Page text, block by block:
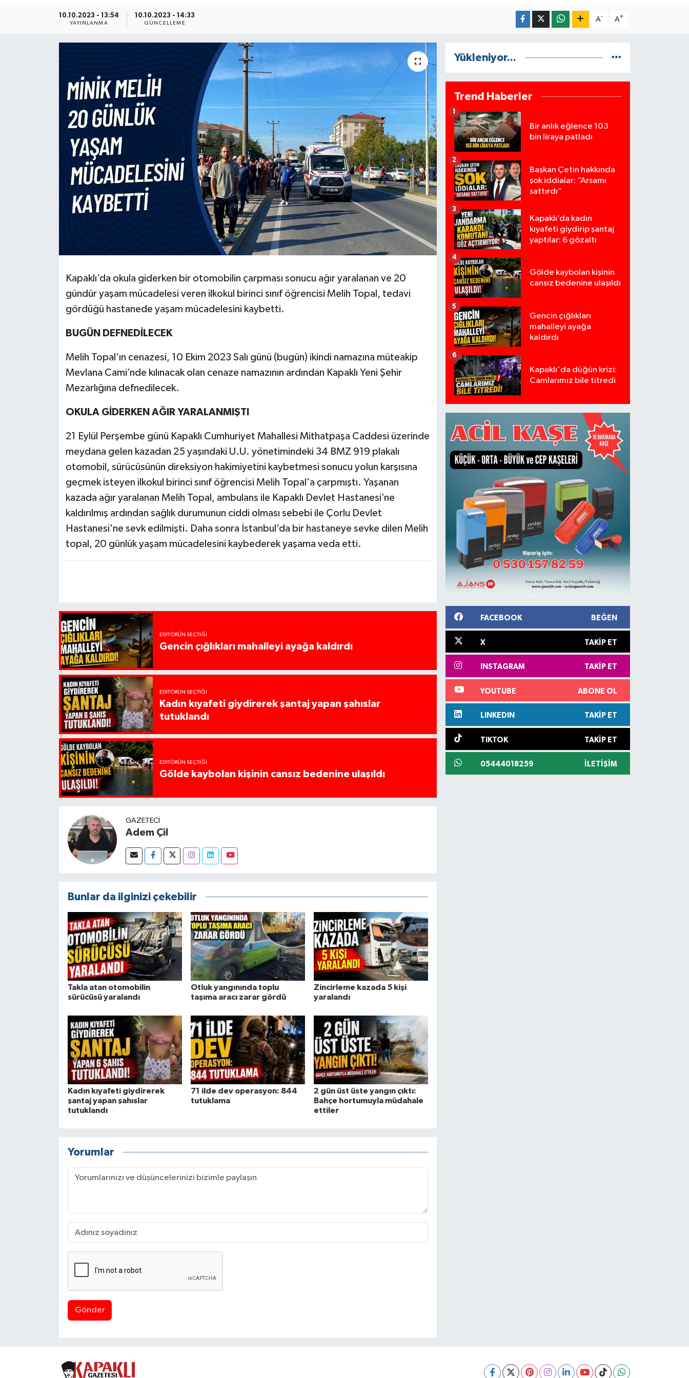
10.10.2023 - 13:54
YAYINLANMA
10.10.2023 - 14:33
GÜNCELLEME
A- A+
Kapaklı’da okula giderken bir otomobilin çarpması sonucu ağır yaralanan ve 20
gündür yaşam mücadelesi veren ilkokul birinci sınıf öğrencisi Melih Topal, tedavi
gördüğü hastanede yaşam mücadelesini kaybetti.
BUGÜN DEFNEDİLECEK
Melih Topal’ın cenazesi, 10 Ekim 2023 Salı günü (bugün) ikindi namazına müteakip
Mevlana Cami’nde kılınacak olan cenaze namazının ardından Kapaklı Yeni Şehir
Mezarlığına defnedilecek.
OKULA GİDERKEN AĞIR YARALANMIŞTI
21 Eylül Perşembe günü Kapaklı Cumhuriyet Mahallesi Mithatpaşa Caddesi üzerinde
meydana gelen kazadan 25 yaşındaki U.U. yönetimindeki 34 BMZ 919 plakalı
otomobil, sürücüsünün direksiyon hakimiyetini kaybetmesi sonucu yolun karşısına
geçmek isteyen ilkokul birinci sınıf öğrencisi Melih Topal'a çarpmıştı. Yaşanan
kazada ağır yaralanan Melih Topal, ambulans ile Kapaklı Devlet Hastanesi’ne
kaldırılmış ardından sağlık durumunun ciddi olması sebebi ile Çorlu Devlet
Hastanesi'ne sevk edilmişti. Daha sonra İstanbul’da bir hastaneye sevke dilen Melih
topal, 20 günlük yaşam mücadelesini kaybederek yaşama veda etti.
EDITÖRÜN SEÇTIĞI
Gencin çığlıkları mahalleyi ayağa kaldırdı
EDITÖRÜN SEÇTIĞI
Kadın kıyafeti giydirerek şantaj yapan şahıslar
tutuklandı
EDITÖRÜN SEÇTIĞI
Gölde kaybolan kişinin cansız bedenine ulaşıldı
GAZETECI
Adem Çil
Bunlar da ilginizi çekebilir
Takla atan otomobilin
sürücüsü yaralandı
Otluk yangınında toplu
taşıma aracı zarar gördü
Zincirleme kazada 5 kişi
yaralandı
Kadın kıyafeti giydirerek
şantaj yapan şahıslar
tutuklandı
71 ilde dev operasyon: 844
tutuklama
2 gün üst üste yangın çıktı:
Bahçe hortumuyla müdahale
ettiler
Yorumlar
Gönder
Yükleniyor...
Trend Haberler
Bir anlık eğlence 103
bin liraya patladı
1
Başkan Çetin hakkında
şok iddialar: “Arsamı
sattırdı”
2
Kapaklı’da kadın
kıyafeti giydirip şantaj
yaptılar: 6 gözaltı
3
Gölde kaybolan kişinin
cansız bedenine ulaşıldı
4
Gencin çığlıkları
mahalleyi ayağa
kaldırdı
5
Kapaklı'da düğün krizi:
Camlarımız bile titredi
6
FACEBOOK BEĞEN
X TAKIP ET
INSTAGRAM TAKIP ET
YOUTUBE ABONE OL
LINKEDIN TAKIP ET
TIKTOK TAKIP ET
05444018259 İLETIŞIM
Ekonomi